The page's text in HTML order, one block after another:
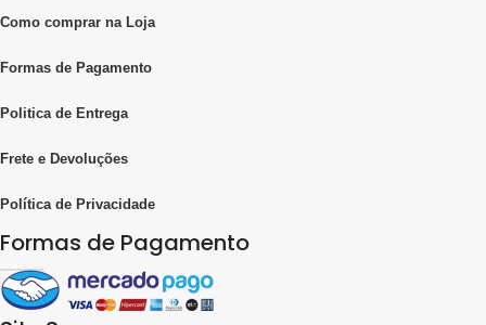
Como comprar na Loja
Formas de Pagamento
Politica de Entrega
Frete e Devoluções
Política de Privacidade
Formas de Pagamento